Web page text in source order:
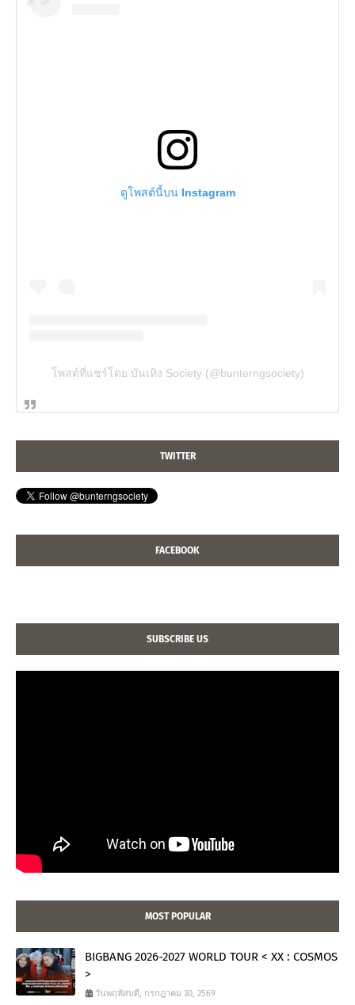
ดูโพสต์นี้บน Instagram
โพสต์ที่แชร์โดย บันเทิง Society (@bunterngsociety)
TWITTER
FACEBOOK
SUBSCRIBE US
MOST POPULAR
BIGBANG 2026-2027 WORLD TOUR < XX : COSMOS
>
วันพฤหัสบดี, กรกฎาคม 30, 2569